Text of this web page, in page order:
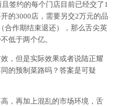
签约的每个门店目前已经交了1
的3000店，需要另交2万元的品
合作期结束退还），那么舌尖英
低于两个亿。
，但是实际效果或者说陆正耀
的预制菜路吗？答案是可疑
，再加上混乱的市场环境，舌